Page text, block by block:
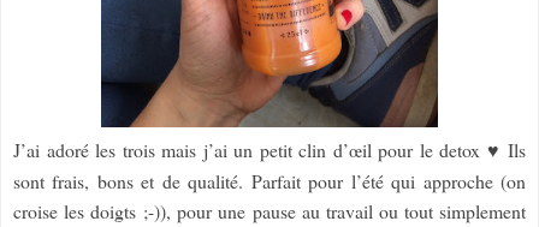
J’ai adoré les trois mais j’ai un petit clin d’œil pour le detox ♥ Ils
sont frais, bons et de qualité. Parfait pour l’été qui approche (on
croise les doigts ;-)), pour une pause au travail ou tout simplement